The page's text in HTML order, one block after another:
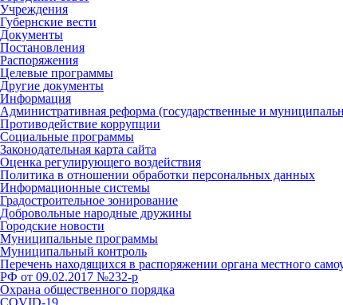
Учреждения
Губернские вести
Документы
Постановления
Распоряжения
Целевые программы
Другие документы
Информация
Административная реформа (государственные и
Противодействие коррупции
Социальные программы
Законодательная карта сайта
Оценка регулирующего воздействия
Политика в отношении обработки персональных данных
Информационные системы
Градостроительное зонирование
Добровольные народные дружины
Городские новости
Муниципальные программы
Муниципальный контроль
Перечень находящихся в распоряжении органа местного
РФ от 09.02.2017 №232-р
Охрана общественного порядка
COVID-19